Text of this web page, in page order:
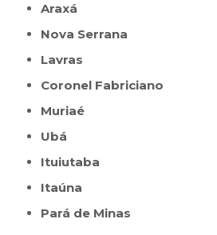
Araxá
Nova Serrana
Lavras
Coronel Fabriciano
Muriaé
Ubá
Ituiutaba
Itaúna
Pará de Minas